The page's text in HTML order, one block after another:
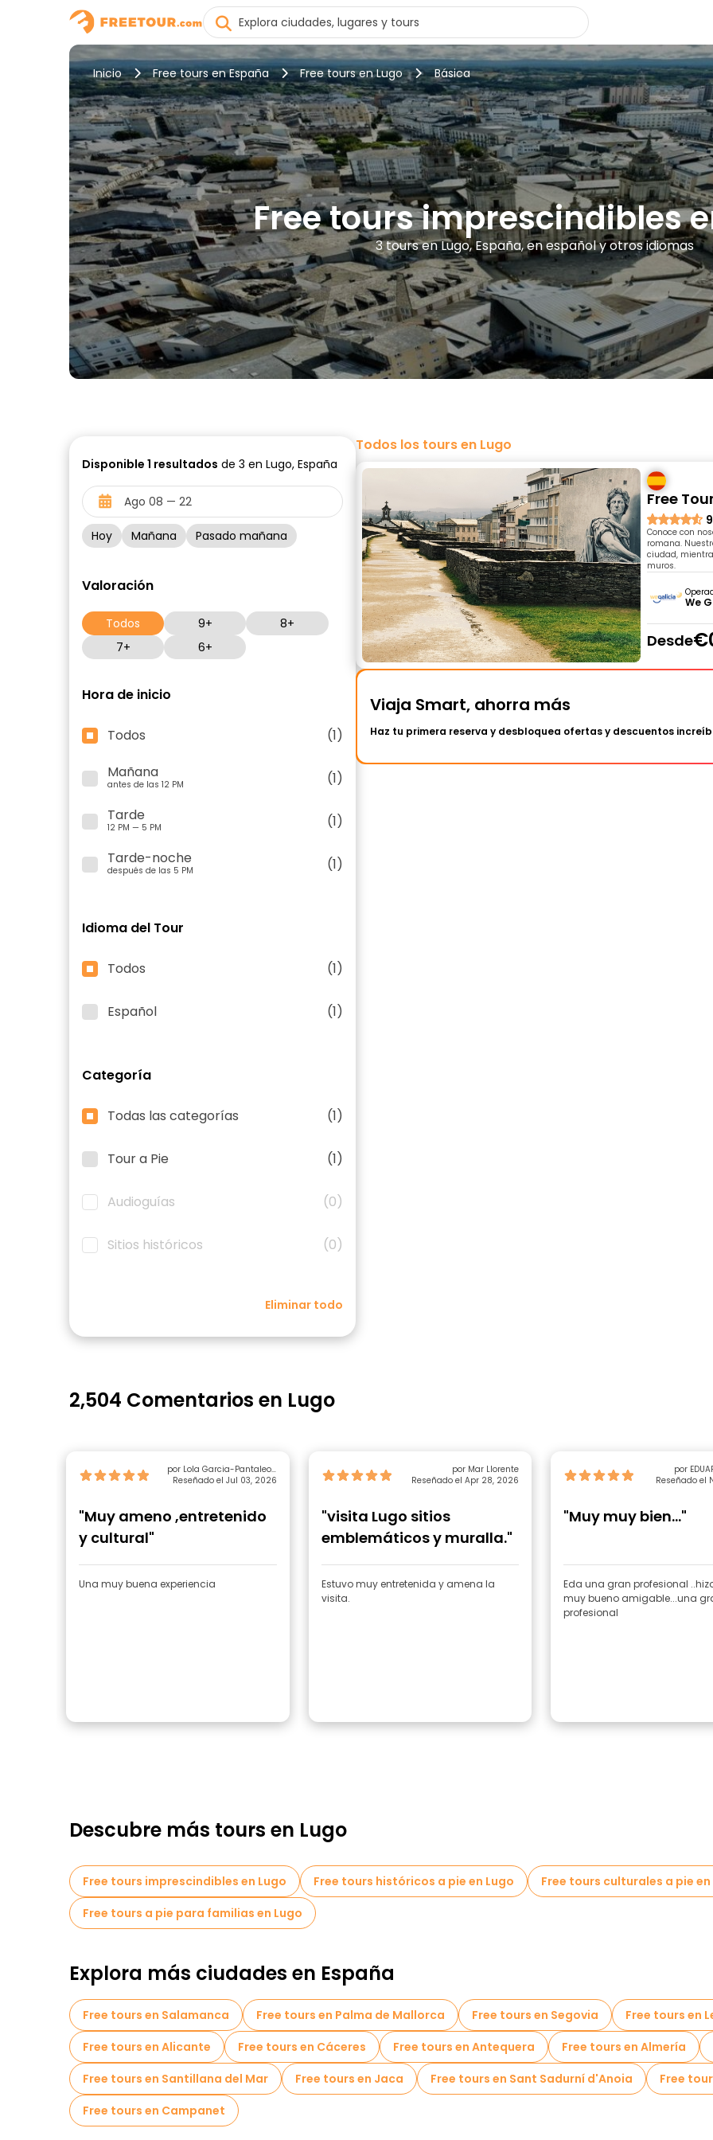
Inicio Free tours en España Free tours en Lugo Básica
Free tours imprescindibles
3 tours en Lugo, España, en español y otros idiomas
Disponible 1 resultados de 3 en Lugo, España
Hoy Mañana Pasado mañana
Valoración
Todos 9+
8+
7+
6+
Hora de inicio
Todos
(1)
Mañana
antes de las 12 PM
(1)
Tarde
12 PM — 5 PM
(1)
Tarde-noche
después de las 5 PM (1)
Idioma del Tour
Todos (1)
Español (1)
Categoría
Todas las categorías (1)
Tour a Pie (1)
Audioguías (0)
Sitios históricos (0)
Eliminar todo
Todos los tours en Lugo
Free
Conoce con
romana.
ciudad,
muros.
We
Desde
Viaja Smart, ahorra más
Haz tu primera reserva y desbloquea ofertas y descuentos
2,504 Comentarios en Lugo
por Lola Garcia-Pantaleon
Rubio
Reseñado el Jul 03, 2026
"Muy ameno ,entretenido
y cultural"
Una muy buena experiencia
por Mar Llorente
Reseñado el Apr 28, 2026
"visita Lugo sitios
emblemáticos y muralla."
Estuvo muy entretenida y amena la
visita.
por
Reseñado el
"Muy muy bien..."
Eda una gran profesional
muy bueno amigable...una gran
profesional
Descubre más tours en Lugo
Free tours imprescindibles en Lugo Free tours históricos a pie en Lugo
Free tours culturales a pie en
Free tours a pie para familias en Lugo
Explora más ciudades en España
Free tours en Salamanca Free tours en Palma de Mallorca Free tours en Segovia
Free tours en
Free tours en Alicante
Free tours en Cáceres Free tours en Antequera
Free tours en Almería
Free tours en Santillana del Mar
Free tours en Jaca Free tours en Sant Sadurní d'Anoia
Free
Free tours en Campanet